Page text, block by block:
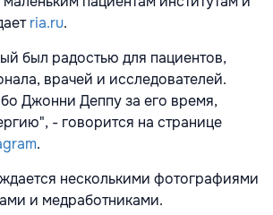
ria.ru.
был радостью для пациентов,
врачей и исследователей.
Джонни Деппу за его время,
- говорится на странице
.
несколькими фотографиями
и медработниками.